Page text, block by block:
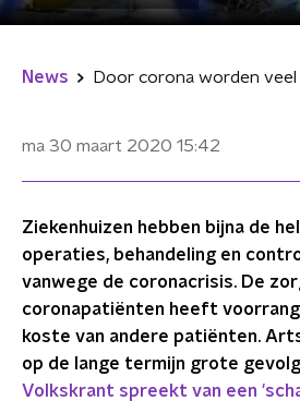
News
ma 30 maart 2020 15:42
Ziekenhuizen hebben bijna de
operaties, behandeling en
vanwege de coronacrisis. De
coronapatiënten heeft
koste van andere patiënten.
op de lange termijn grote
Volkskrant spreekt van een